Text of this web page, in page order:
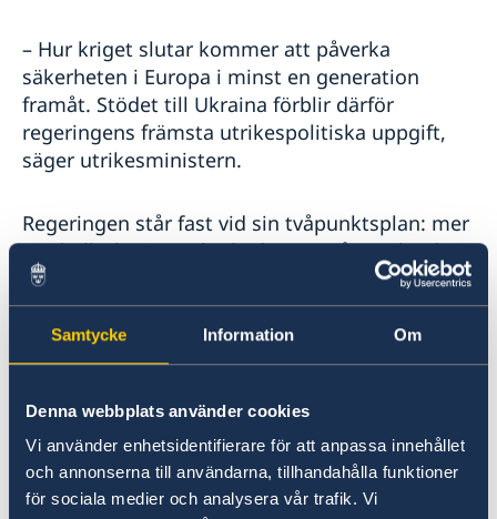
Samtycke Information Om
Denna webbplats använder cookies
Vi använder enhetsidentifierare för att anpassa innehållet
och annonserna till användarna, tillhandahålla funktioner
för sociala medier och analysera vår trafik. Vi
– Hur kriget slutar kommer att påverka
säkerheten i Europa i minst en generation
framåt. Stödet till Ukraina förblir därför
regeringens främsta utrikespolitiska uppgift,
säger utrikesministern.
Regeringen står fast vid sin tvåpunktsplan: mer
stöd till Ukraina och ökad press på Ryssland.
Stärkta samarbeten inom säkerhet
och handel
allierade och partner i Sveriges närområde. Inte
minst inom det nordiska och nordisk-baltiska
samarbetet, och inom EU – Sveriges viktigaste
utrikespolitiska plattform.